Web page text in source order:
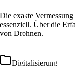
Die exakte
essenziell. Über die
von Drohnen.
Digitalisierung